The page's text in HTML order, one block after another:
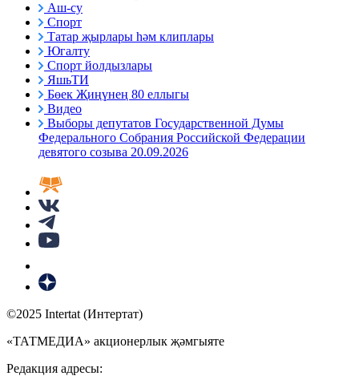
Аш-су
Спорт
Татар җырлары һәм клиплары
Югалту
Спорт йолдызлары
ЯшьТИ
Бөек Җиңүнең 80 еллыгы
Видео
Выборы депутатов Государственной Думы
Федерального Собрания Российской Федерации
девятого созыва 20.09.2026
©2025 Intertat (Интертат)
«ТАТМЕДИА» акционерлык җәмгыяте
Редакция адресы: